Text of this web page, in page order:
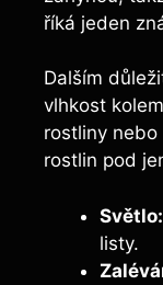
říká jeden
Dalším
vlhkost
rostliny
rostlin pod
Světlo:
listy.